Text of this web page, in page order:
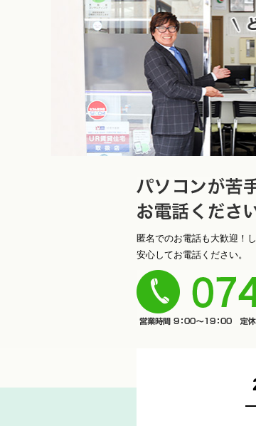
ソコンが苦手な方
さい！
匿名でのお電話も大歓迎！
安心してお電話ください。